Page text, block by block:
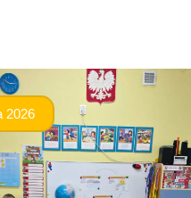
2026